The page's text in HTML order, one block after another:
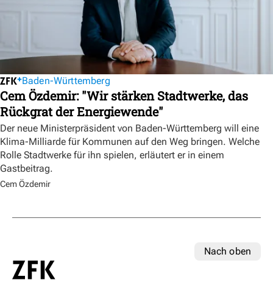
Baden-Württemberg
Cem Özdemir: "Wir stärken Stadtwerke, das
Rückgrat der Energiewende"
Der neue Ministerpräsident von Baden-Württemberg will eine
Klima-Milliarde für Kommunen auf den Weg bringen. Welche
Rolle Stadtwerke für ihn spielen, erläutert er in einem
Gastbeitrag.
Cem Özdemir
Nach oben